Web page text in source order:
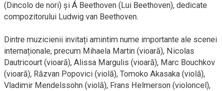
(Dincolo de nori) și Á Beethoven (Lui Beethoven), dedicate
compozitorului Ludwig van Beethoven.
Dintre muzicienii invitați amintim nume importante ale scenei
internaționale, precum Mihaela Martin (vioară), Nicolas
Dautricourt (vioară), Alissa Margulis (vioară), Marc Bouchkov
(vioară), Răzvan Popovici (violă), Tomoko Akasaka (violă),
Vladimir Mendelssohn (violă), Frans Helmerson (violoncel),